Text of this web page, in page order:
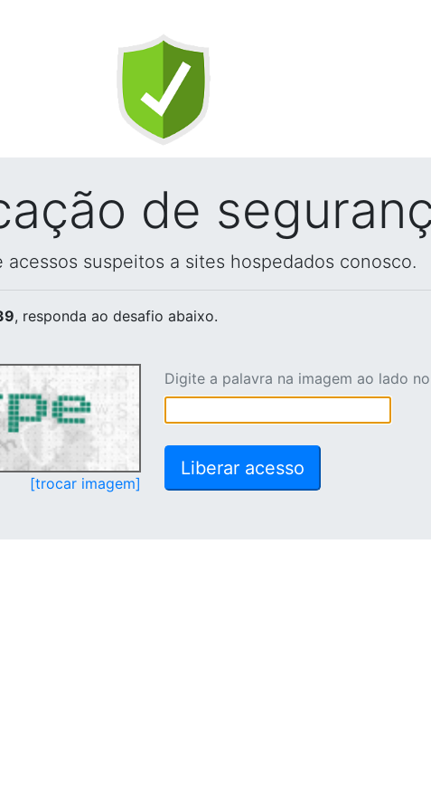
de
suspeitos a sites hospedados conosco.
, responda ao desafio abaixo.
[trocar imagem]
Digite a palavra na imagem ao lado